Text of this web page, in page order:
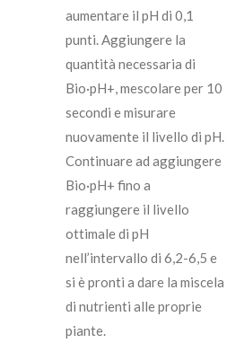
aumentare il pH di 0,1
punti. Aggiungere la
quantità necessaria di
Bio·pH+, mescolare per 10
secondi e misurare
nuovamente il livello di pH.
Continuare ad aggiungere
Bio·pH+ fino a
raggiungere il livello
ottimale di pH
nell’intervallo di 6,2-6,5 e
si è pronti a dare la miscela
di nutrienti alle proprie
piante.